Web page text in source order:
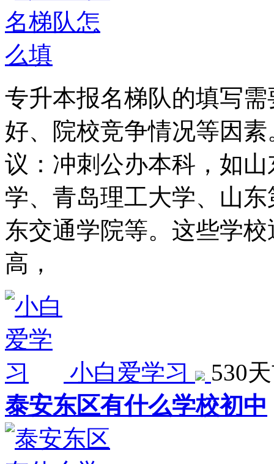
专升本报名梯队的填写
好、院校竞争情况等因
议：冲刺公办本科，如
学、青岛理工大学、山
东交通学院等。这些学
高，
小白爱学习
530
泰安东区有什么学校初中